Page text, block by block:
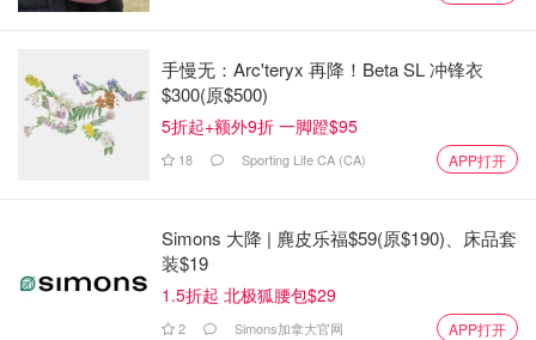
手慢无：Arc'teryx 再降！Beta SL 冲锋衣
$300(原$500)
5折起+额外9折 一脚蹬$95
18 Sporting Life CA (CA) APP打开
Simons 大降 | 麂皮乐福$59(原$190)、床品套
装$19
1.5折起 北极狐腰包$29
2 Simons加拿大官网 APP打开